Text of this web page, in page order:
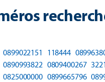
0899022151 118444
0890993822 0809400267
0825000000 0899665796